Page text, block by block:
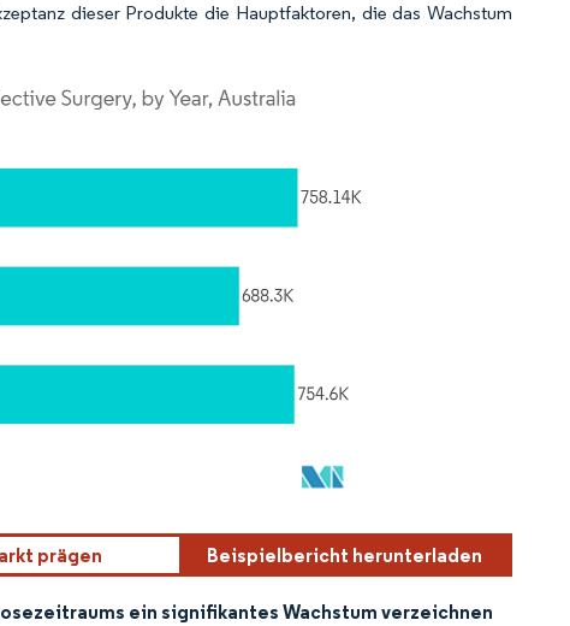
dieser Produkte die Hauptfaktoren, die das Wachstum
prägen Beispielbericht herunterladen
ein signifikantes Wachstum verzeichnen